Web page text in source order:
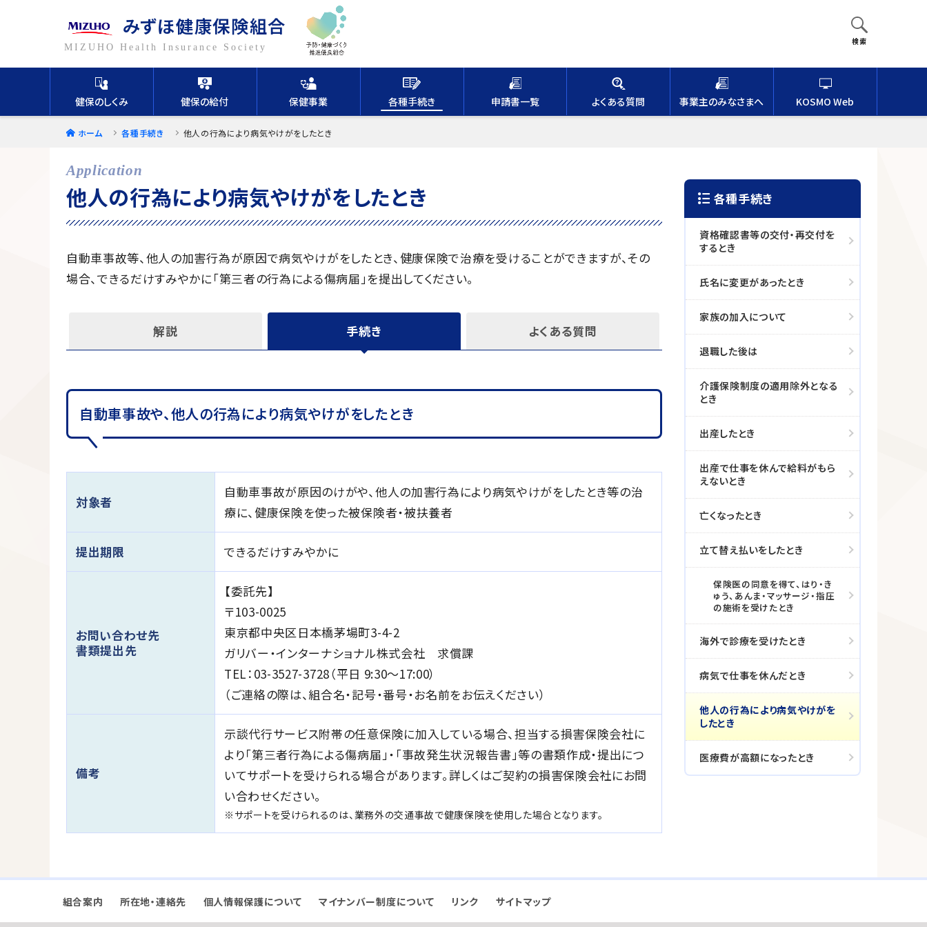
みずほ健康保険組合
検索
フリーワードで検索
健保のしくみ 健保の給付 保健事業 各種手続き 申請書一覧 よくある質問 事業主のみなさまへ KOSMO Web
ホーム 各種手続き 他人の行為により病気やけがをしたとき
他人の行為により病気やけがをしたとき
自動車事故等、他人の加害行為が原因で病気やけがをしたとき、健康保険で治療を受けることができますが、その
場合、できるだけすみやかに「第三者の行為による傷病届」を提出してください。
解説 手続き よくある質問
自動車事故や、他人の行為により病気やけがをしたとき
対象者
自動車事故が原因のけがや、他人の加害行為により病気やけがをしたとき等の治
療に、健康保険を使った被保険者・被扶養者
提出期限 できるだけすみやかに
お問い合わせ先
書類提出先
【委託先】
〒103-0025
東京都中央区日本橋茅場町3-4-2
ガリバー・インターナショナル株式会社 求償課
TEL：03-3527-3728（平日 9:30～17:00）
（ご連絡の際は、組合名・記号・番号・お名前をお伝えください）
備考
示談代行サービス附帯の任意保険に加入している場合、担当する損害保険会社に
より「第三者行為による傷病届」・「事故発生状況報告書」等の書類作成・提出につ
いてサポートを受けられる場合があります。詳しくはご契約の損害保険会社にお問
い合わせください。
※サポートを受けられるのは、業務外の交通事故で健康保険を使用した場合となります。
各種手続き
資格確認書等の交付・再交付を
するとき
氏名に変更があったとき
家族の加入について
退職した後は
介護保険制度の適用除外となる
とき
出産したとき
出産で仕事を休んで給料がもら
えないとき
亡くなったとき
立て替え払いをしたとき
保険医の同意を得て、はり・き
ゅう、あんま・マッサージ・指圧
の施術を受けたとき
海外で診療を受けたとき
病気で仕事を休んだとき
他人の行為により病気やけがを
したとき
医療費が高額になったとき
組合案内 所在地・連絡先 個人情報保護について マイナンバー制度について リンク サイトマップ